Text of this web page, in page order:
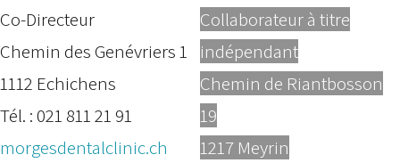
Co-Directeur
Chemin des Genévriers 1
1112 Echichens
Tél. : 021 811 21 91
morgesdentalclinic.ch
Collaborateur à titre
indépendant
Chemin de Riantbosson
19
1217 Meyrin